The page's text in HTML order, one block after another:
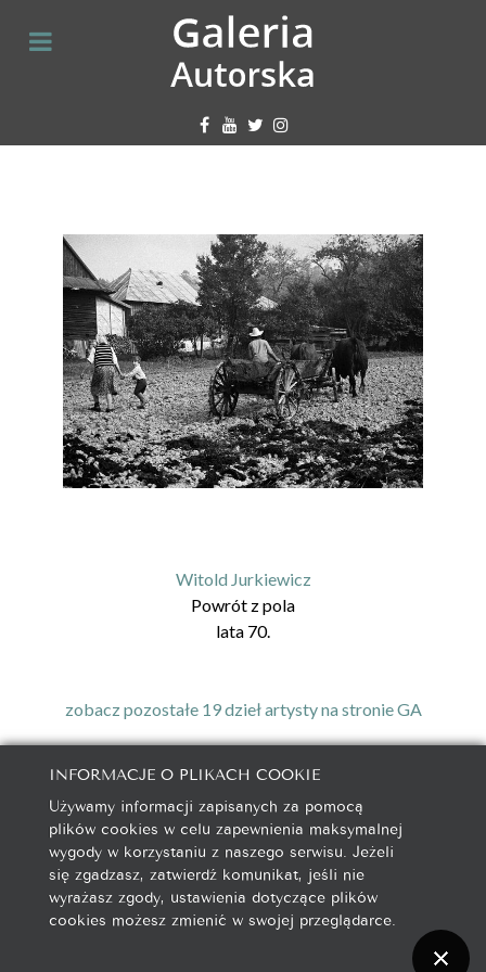
Witold Jurkiewicz
Powrót z pola
lata 70.
zobacz pozostałe 19 dzieł artysty na stronie GA
galeria@autorska.pl
608 596 314
85-078 Bydgoszcz, ul. Chocimska 5
Na początek
INFORMACJE O PLIKACH COOKIE
Używamy informacji zapisanych za pomocą
plików cookies w celu zapewnienia maksymalnej
wygody w korzystaniu z naszego serwisu. Jeżeli
się zgadzasz, zatwierdź komunikat, jeśli nie
wyrażasz zgody, ustawienia dotyczące plików
cookies możesz zmienić w swojej przeglądarce.